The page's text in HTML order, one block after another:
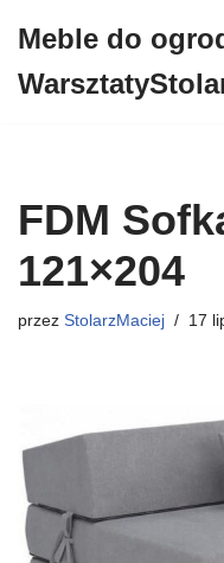
do
Meble do
FDM
121×204
przez StolarzMaciej 17